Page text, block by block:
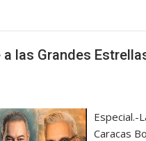
las Grandes
Especial.-
Caracas